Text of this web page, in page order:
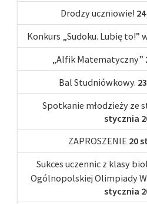
Drodzy uczniowie!
Konkurs „Sudoku. Lubię to!”
„Alfik Matematyczny”
Bal Studniówkowy.
Spotkanie młodzieży ze
stycznia
ZAPROSZENIE 20
Sukces uczennic z klasy
Ogólnopolskiej Olimpiady
stycznia